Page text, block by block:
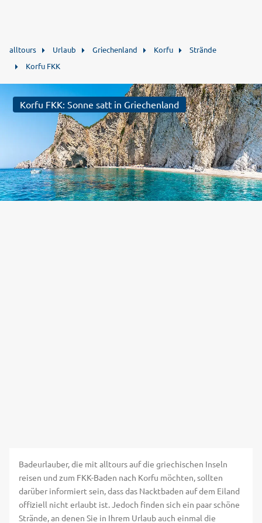
alltours Urlaub Griechenland Korfu
Strände
Korfu FKK
Korfu FKK: Sonne satt in Griechenland
Badeurlauber, die mit alltours auf die griechischen Inseln
reisen und zum FKK-Baden nach Korfu möchten, sollten
darüber informiert sein, dass das Nacktbaden auf dem Eiland
offiziell nicht erlaubt ist. Jedoch finden sich ein paar schöne
Strände, an denen Sie in Ihrem Urlaub auch einmal die